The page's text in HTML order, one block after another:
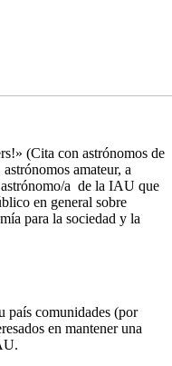
(Cita con astrónomos de
amateur, a
a de la IAU que
en general sobre
para la sociedad y la
país comunidades (por
en mantener una